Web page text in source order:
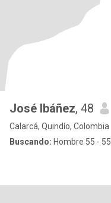
José Ibáñez, 48
Calarcá, Quindío, Colombia
Buscando: Hombre 55 - 55